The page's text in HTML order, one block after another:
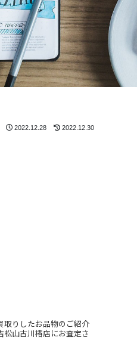
2022.12.28 2022.12.30
取りしたお品物のご紹介
松山古川椿店にお査定さ